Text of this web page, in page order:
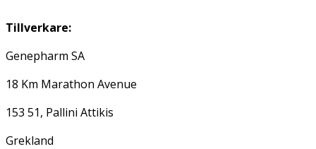
Tillverkare:
Genepharm SA
18 Km Marathon Avenue
153 51, Pallini Attikis
Grekland